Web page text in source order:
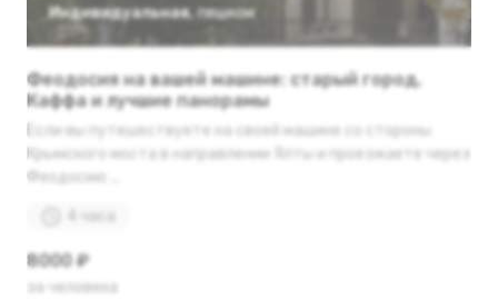
Индивидуальная, пешком
Феодосия на вашей машине: старый город,
Каффа и лучшие панорамы
Если вы путешествуете на своей машине со стороны
Крымского моста в направлении Ялты и проезжаете через
Феодосию ...
4 часа
8000 ₽
за человека